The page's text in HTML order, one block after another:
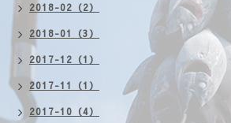
2018-02（2）
2018-01（3）
2017-12（1）
2017-11（1）
2017-10（4）